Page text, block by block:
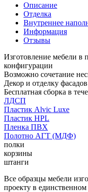
Описание
Отделка
Внутреннее
Информация
Отзывы
Изготовление мебели в
конфигурации
Возможно сочетание
Декор и отделку
Бесплатная сборка в
ЛДСП
Пластик Alvic Luxe
Пластик HPL
Пленка ПВХ
Полотно АГТ (МДФ)
полки
корзины
штанги
Все образцы мебели
проекту в единственном